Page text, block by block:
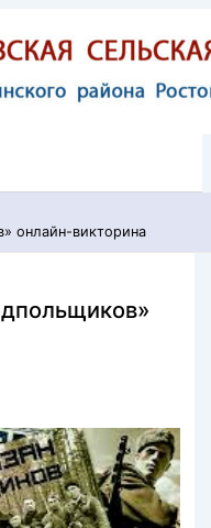
онлайн-викторина